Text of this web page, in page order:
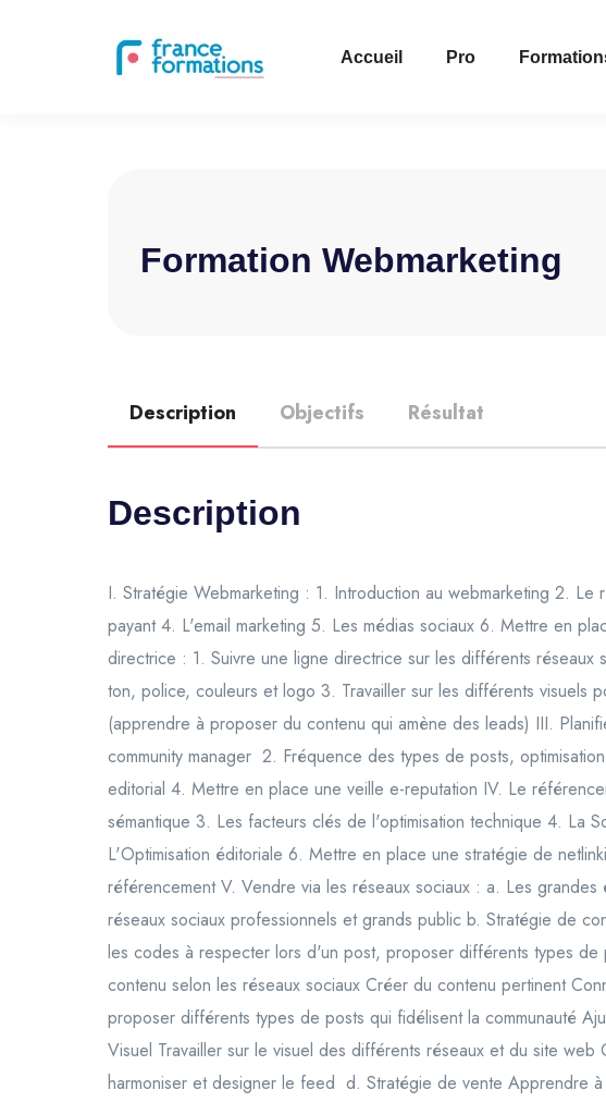
Accueil Pro
Formation Webmarketing
Description Objectifs Résultat
Description
I. Stratégie Webmarketing : 1. Introduction au webmarketing 2.
payant 4. L'email marketing 5. Les médias sociaux 6. Mettre en
directrice : 1. Suivre une ligne directrice sur les différents
ton, police, couleurs et logo 3. Travailler sur les différents visuels
(apprendre à proposer du contenu qui amène des leads) III.
community manager 2. Fréquence des types de posts,
editorial 4. Mettre en place une veille e-reputation IV. Le
sémantique 3. Les facteurs clés de l'optimisation technique 4. La
L'Optimisation éditoriale 6. Mettre en place une stratégie de
référencement V. Vendre via les réseaux sociaux : a. Les
réseaux sociaux professionnels et grands public b. Stratégie de
les codes à respecter lors d'un post, proposer différents types de
contenu selon les réseaux sociaux Créer du contenu pertinent
proposer différents types de posts qui fidélisent la communauté
Visuel Travailler sur le visuel des différents réseaux et du site
harmoniser et designer le feed d. Stratégie de vente Apprendre